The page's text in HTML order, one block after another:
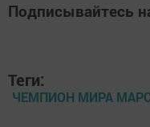
Подписывайтесь
Теги:
ЧЕМПИОН МИРА